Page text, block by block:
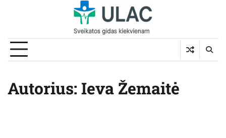
Autorius: Ieva Žemaitė